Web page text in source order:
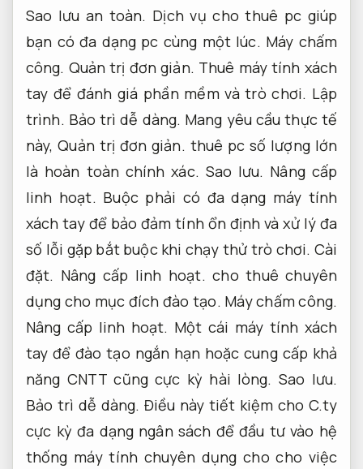
Sao lưu an toàn. Dịch vụ cho thuê pc giúp
bạn có đa dạng pc cùng một lúc. Máy chấm
công. Quản trị đơn giản. Thuê máy tính xách
tay để đánh giá phần mềm và trò chơi. Lập
trình. Bảo trì dễ dàng. Mang yêu cầu thực tế
này,Quản trị đơn giản. thuê pc số lượng lớn
là hoàn toàn chính xác. Sao lưu. Nâng cấp
linh hoạt. Buộc phải có đa dạng máy tính
xách tay để bảo đảm tính ổn định và xử lý đa
số lỗi gặp bắt buộc khi chạy thử trò chơi. Cài
đặt. Nâng cấp linh hoạt. cho thuê chuyên
dụng cho mục đích đào tạo. Máy chấm công.
Nâng cấp linh hoạt. Một cái máy tính xách
tay để đào tạo ngắn hạn hoặc cung cấp khả
năng CNTT cũng cực kỳ hài lòng. Sao lưu.
Bảo trì dễ dàng. Điều này tiết kiệm cho C.ty
cực kỳ đa dạng ngân sách để đầu tư vào hệ
thống máy tính chuyên dụng cho cho việc